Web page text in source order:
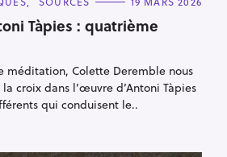
Tàpies : quatrième
méditation, Colette Deremble nous
croix dans l’œuvre d’Antoni Tàpies
qui conduisent le..